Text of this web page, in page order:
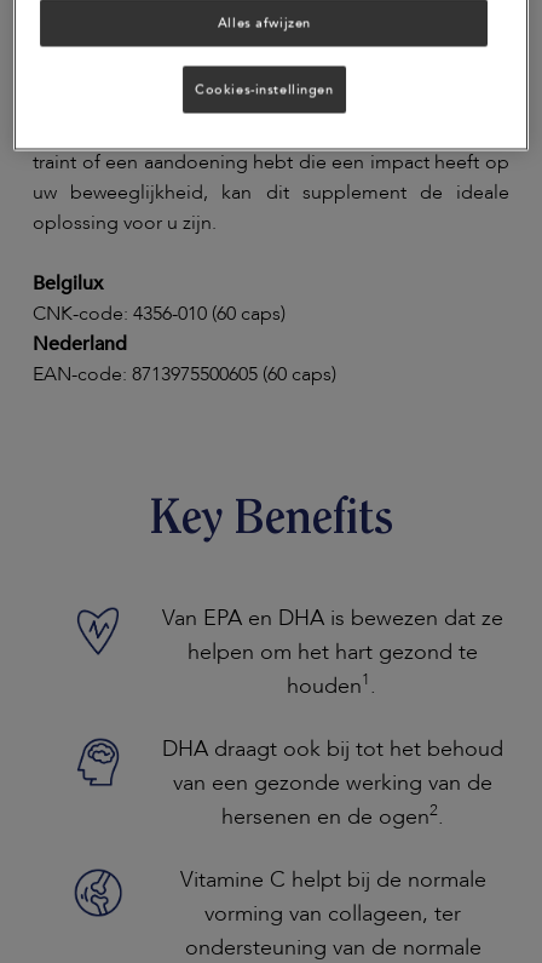
MorEPA Move is een sterk geconcentreerd omega-3-
supplement met extra curcumine en vitamine C om uw
traint of een aandoening hebt die een impact heeft op
uw beweeglijkheid, kan dit supplement de ideale
oplossing voor u zijn.
Belgilux
CNK-code: 4356-010 (60 caps)
Nederland
EAN-code: 8713975500605 (60 caps)
Key Benefits
Van EPA en DHA is bewezen dat ze
helpen om het hart gezond te
houden1 .
DHA draagt ook bij tot het behoud
van een gezonde werking van de
hersenen en de ogen2.
Vitamine C helpt bij de normale
vorming van collageen, ter
ondersteuning van de normale
Alles afwijzen
Cookies-instellingen